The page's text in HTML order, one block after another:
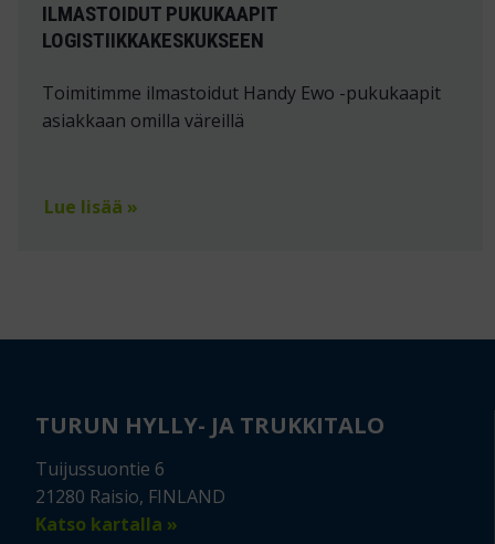
ILMASTOIDUT PUKUKAAPIT
LOGISTIIKKAKESKUKSEEN
Toimitimme ilmastoidut Handy Ewo -pukukaapit
asiakkaan omilla väreillä
Lue lisää »
TURUN HYLLY- JA TRUKKITALO
Tuijussuontie 6
21280 Raisio, FINLAND
Katso kartalla »